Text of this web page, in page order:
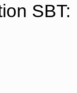
SBT: